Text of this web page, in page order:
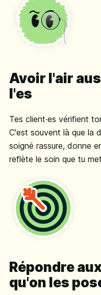
Avoir l'air
l'es
Tes client·es vérifient
C'est souvent là que la
soigné rassure, donne
reflète le soin que tu
Répondre
qu'on les